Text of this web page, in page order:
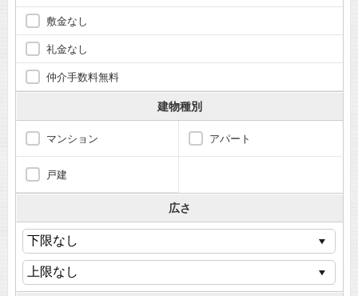
敷金なし
礼金なし
仲介手数料無料
建物種別
マンション アパート
戸建
広さ